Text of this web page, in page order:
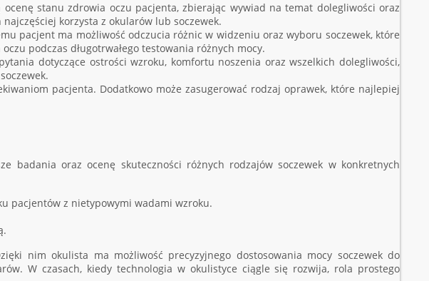
stanu zdrowia oczu pacjenta, zbierając wywiad na temat dolegliwości oraz
korzysta z okularów lub soczewek.
pacjent ma możliwość odczucia różnic w widzeniu oraz wyboru soczewek, które
podczas długotrwałego testowania różnych mocy.
dotyczące ostrości wzroku, komfortu noszenia oraz wszelkich dolegliwości,
pacjenta. Dodatkowo może zasugerować rodzaj oprawek, które najlepiej
badania oraz ocenę skuteczności różnych rodzajów soczewek w konkretnych
pacjentów z nietypowymi wadami wzroku.
nim okulista ma możliwość precyzyjnego dostosowania mocy soczewek do
W czasach, kiedy technologia w okulistyce ciągle się rozwija, rola prostego